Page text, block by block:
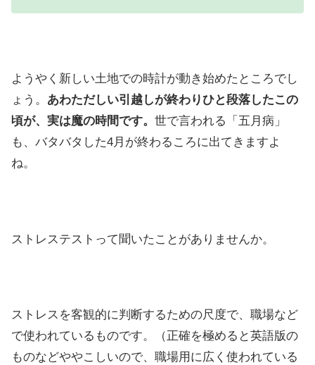
ようやく新しい土地での時計が動き始めたところでし
ょう。 あわただしい引越しが終わりひと段落したこの
頃が、実は魔の時間です。 世で言われる「五月病」
も、バタバタした4月が終わるころに出てきますよ
ね。
ストレステストって聞いたことがありませんか。
ストレスを客観的に判断するための尺度で、職場など
で使われているものです。（正確を極めると英語版の
ものなどややこしいので、職場用に広く使われている